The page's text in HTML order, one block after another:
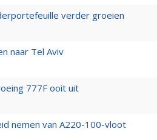
verder groeien
naar Tel Aviv
777F ooit uit
nemen van A220-100-vloot